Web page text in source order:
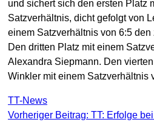
und sichert sich den ersten Platz
Satzverhältnis, dicht gefolgt von
einem Satzverhältnis von 6:5
Den dritten Platz mit einem
Alexandra Siepmann. Den
Winkler mit einem Satzverhältnis
TT-News
Vorheriger Beitrag: TT: Erfolge